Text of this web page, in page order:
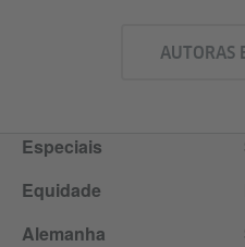
AUTORAS
Especiais
Equidade
Alemanha